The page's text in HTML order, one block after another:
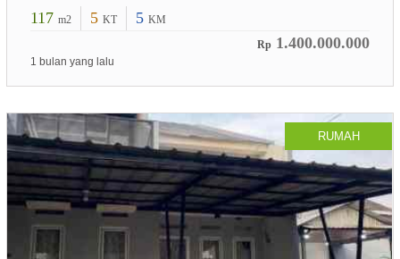
117 m2 5 KT 5 KM
Rp 1.400.000.000
1 bulan yang lalu
RUMAH